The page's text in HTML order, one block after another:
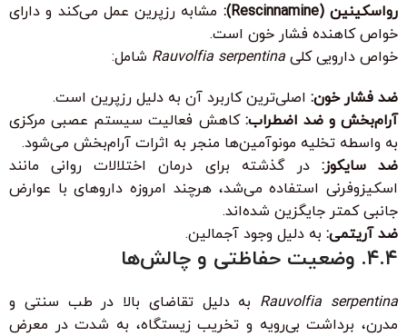
رواسکینین (Rescinnamine):
مشابه رزپرین عمل می‌کند و دارای
خواص کاهنده فشار خون است.
خواص دارویی کلی Rauvolfia serpentina شامل:
ضد فشار خون: اصلی‌ترین کاربرد آن به دلیل رزپرین است.
آرام‌بخش و ضد اضطراب: کاهش فعالیت سیستم عصبی مرکزی
به واسطه تخلیه مونوآمین‌ها منجر به اثرات آرام‌بخش می‌شود.
ضد سایکوز: در گذشته برای درمان اختلالات روانی مانند
اسکیزوفرنی استفاده می‌شد، هرچند امروزه داروهای با عوارض
جانبی کمتر جایگزین شده‌اند.
ضد آریتمی: به دلیل وجود آجمالین.
۴.۴. وضعیت حفاظتی و چالش‌ها
Rauvolfia serpentina به دلیل تقاضای بالا در طب سنتی و
مدرن، برداشت بی‌رویه و تخریب زیستگاه، به شدت در معرض